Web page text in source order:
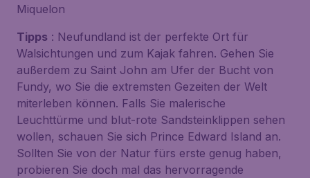
Miquelon
Tipps : Neufundland ist der perfekte Ort für
Walsichtungen und zum Kajak fahren. Gehen Sie
außerdem zu Saint John am Ufer der Bucht von
Fundy, wo Sie die extremsten Gezeiten der Welt
miterleben können. Falls Sie malerische
Leuchttürme und blut-rote Sandsteinklippen sehen
wollen, schauen Sie sich Prince Edward Island an.
Sollten Sie von der Natur fürs erste genug haben,
probieren Sie doch mal das hervorragende